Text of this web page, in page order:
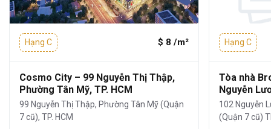
Đội ngũ vệ sinh, bảo trì hoạt động định
kỳ: đảm bảo không gian và thiết bị luôn
trong tình trạng tốt nhất.
Toà nhà được trang bị máy phát điện
100% công suất
Hạng C $ 8 /m²
Cosmo City – 99 Nguyễn Thị Thập,
Phường Tân Mỹ, TP. HCM
99 Nguyễn Thị Thập, Phường Tân Mỹ (Quận
7 cũ), TP. HCM
Hạng C
Tòa nhà
Nguyễn
102 Nguyễn
(Quận 7 cũ)